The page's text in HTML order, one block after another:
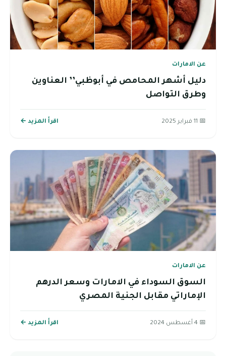
عن الامارات
دليل أشهر المحامص في أبوظبي’’ العناوين
وطرق التواصل
📅 11 فبراير 2025 اقرأ المزيد ←
عن الامارات
السوق السوداء في الامارات وسعر الدرهم
الإماراتي مقابل الجنية المصري
📅 4 أغسطس 2024 اقرأ المزيد ←